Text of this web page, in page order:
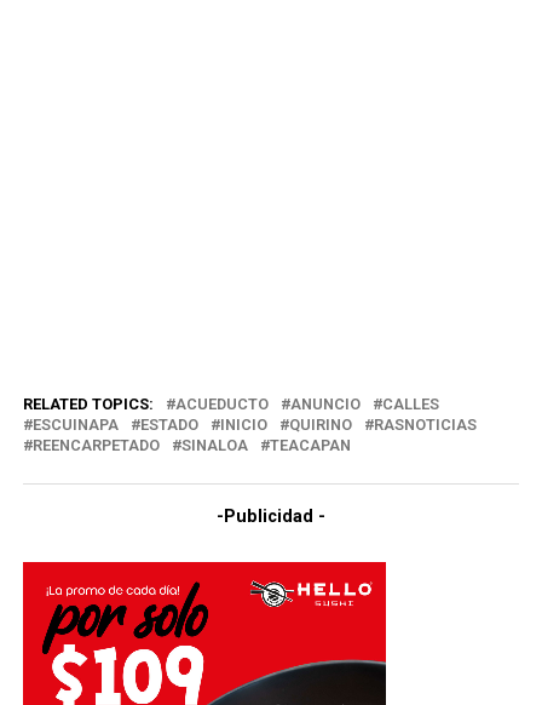
RELATED TOPICS: ACUEDUCTO ANUNCIO
CALLES
ESCUINAPA
ESTADO INICIO QUIRINO
RASNOTICIAS
REENCARPETADO
SINALOA TEACAPAN
-Publicidad -